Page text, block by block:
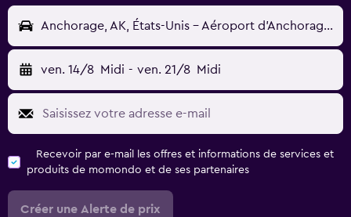
Anchorage, AK, États-Unis - Aéroport d'Anchorage Ted-Stevens (ANC)
ven. 14/8 Midi - ven. 21/8 Midi
Recevoir par e-mail les offres et informations de services et
produits de momondo et de ses partenaires
Créer une Alerte de prix